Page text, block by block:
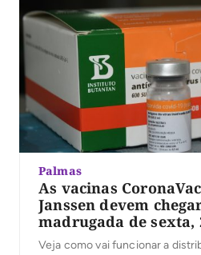
Palmas
As vacinas
Janssen devem
madrugada de sexta,
Veja como vai funcionar a